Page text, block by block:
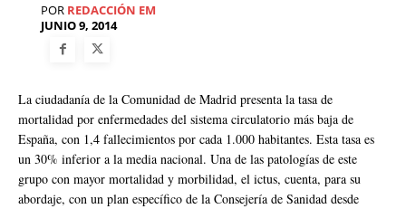
POR REDACCIÓN EM
JUNIO 9, 2014
La ciudadanía de la Comunidad de Madrid presenta la tasa de
mortalidad por enfermedades del sistema circulatorio más baja de
España, con 1,4 fallecimientos por cada 1.000 habitantes. Esta tasa es
un 30% inferior a la media nacional. Una de las patologías de este
grupo con mayor mortalidad y morbilidad, el ictus, cuenta, para su
abordaje, con un plan específico de la Consejería de Sanidad desde